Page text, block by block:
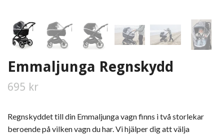
Emmaljunga Regnskydd
695 kr
Regnskyddet till din Emmaljunga vagn finns i två storlekar
beroende på vilken vagn du har. Vi hjälper dig att välja